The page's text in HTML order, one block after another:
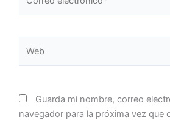
electrónico*
Guarda mi nombre, correo
navegador para la próxima vez que